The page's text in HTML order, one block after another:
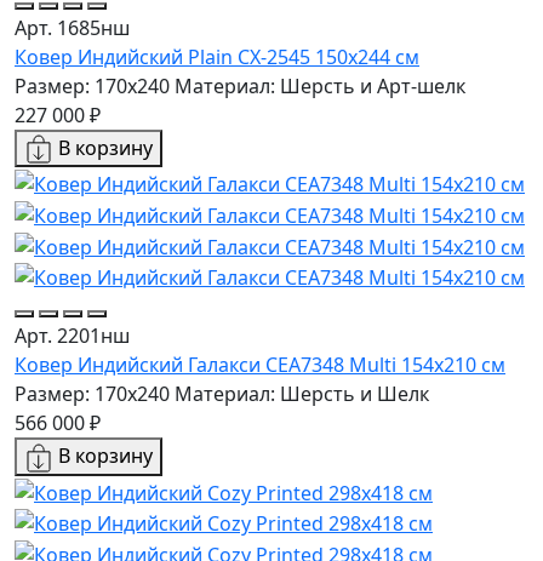
Арт. 1685нш
Ковер Индийский Plain CX-2545 150x244 см
Размер: 170x240 Материал: Шерсть и Арт-шелк
227 000 ₽
В корзину
Арт. 2201нш
Ковер Индийский Галакси CEA7348 Multi 154x210 см
Размер: 170x240 Материал: Шерсть и Шелк
566 000 ₽
В корзину